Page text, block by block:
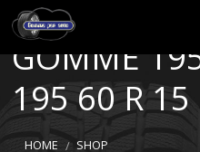
HOME
TIPI DI GOMME
9MM PER
GOMME
195 60 R 15
HOME
SHOP